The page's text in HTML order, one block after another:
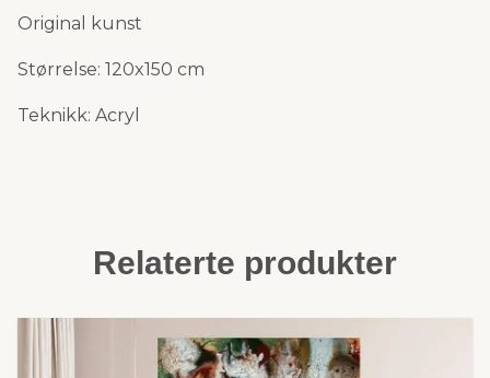
Original kunst
Størrelse: 120x150 cm
Teknikk: Acryl
Relaterte produkter